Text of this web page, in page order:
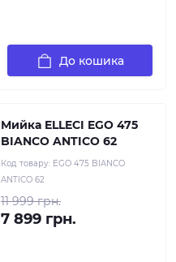
До кошика
Мийка ELLECI EGO 475
BIANCO ANTICO 62
Код товару: EGO 475 BIANCO
ANTICO 62
11 999 грн.
7 899 грн.